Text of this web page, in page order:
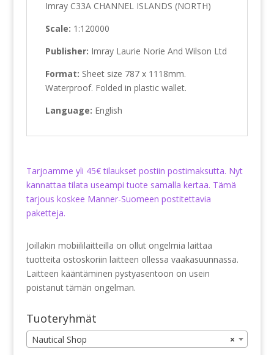
Imray C33A CHANNEL ISLANDS (NORTH)
Scale: 1:120000
Publisher: Imray Laurie Norie And Wilson Ltd
Format: Sheet size 787 x 1118mm.
Waterproof. Folded in plastic wallet.
Language: English
Tarjoamme yli 45€ tilaukset postiin postimaksutta. Nyt
kannattaa tilata useampi tuote samalla kertaa. Tämä
tarjous koskee Manner-Suomeen postitettavia
paketteja.
Joillakin mobiililaitteilla on ollut ongelmia laittaa
tuotteita ostoskoriin laitteen ollessa vaakasuunnassa.
Laitteen kääntäminen pystyasentoon on usein
poistanut tämän ongelman.
Tuoteryhmät
×
Nautical Shop